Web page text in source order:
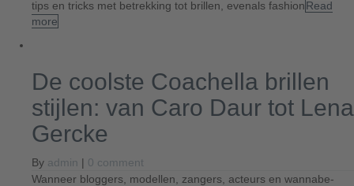
tips en tricks met betrekking tot brillen, evenals fashionRead
more
De coolste Coachella brillen
stijlen: van Caro Daur tot Lena
Gercke
By admin | 0 comment
Wanneer bloggers, modellen, zangers, acteurs en wannabe-